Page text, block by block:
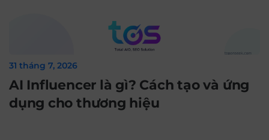
31 tháng 7, 2026
AI Influencer là gì? Cách tạo và ứng
dụng cho thương hiệu